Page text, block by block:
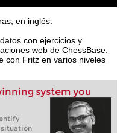
en inglés.
con ejercicios y
web de ChessBase.
con Fritz en varios niveles
system you
situation